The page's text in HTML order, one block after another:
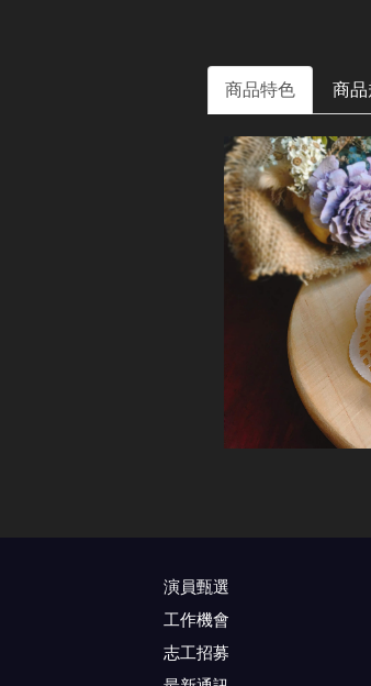
商品特色 商品
演員甄選
工作機會
志工招募